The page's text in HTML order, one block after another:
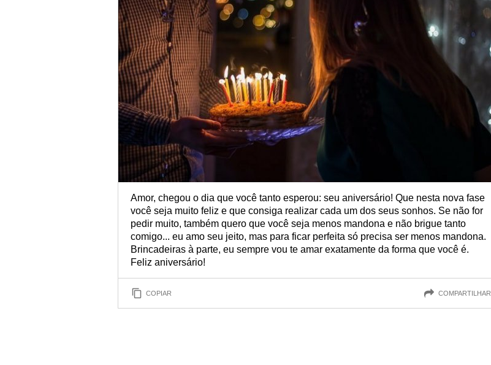
Amor, chegou o dia que você tanto esperou: seu aniversário! Que nesta nova fase
você seja muito feliz e que consiga realizar cada um dos seus sonhos. Se não for
pedir muito, também quero que você seja menos mandona e não brigue tanto
comigo... eu amo seu jeito, mas para ficar perfeita só precisa ser menos mandona.
Brincadeiras à parte, eu sempre vou te amar exatamente da forma que você é.
Feliz aniversário!
COPIAR COMPARTILHAR